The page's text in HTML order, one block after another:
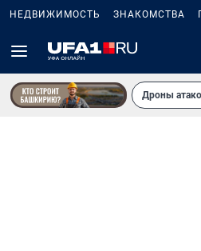
НЕДВИЖИМОСТЬ ЗНАКОМСТВА
Дроны